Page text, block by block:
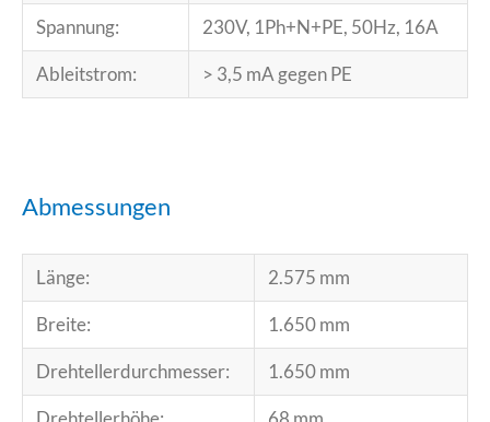
Spannung: 230V, 1Ph+N+PE, 50Hz, 16A
Ableitstrom: > 3,5 mA gegen PE
Abmessungen
Länge: 2.575 mm
Breite: 1.650 mm
Drehtellerdurchmesser: 1.650 mm